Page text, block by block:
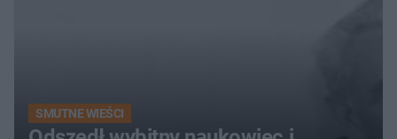
SMUTNE WIEŚCI